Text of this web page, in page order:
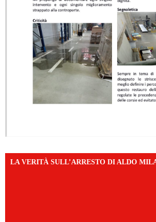
LA VERITÀ SULL’ARRESTO DI ALDO